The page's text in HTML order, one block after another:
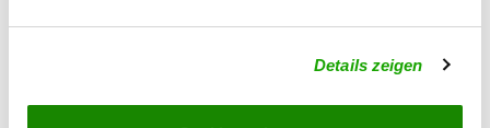
Details zeigen
Details
OG - Banzendorf-Lindow